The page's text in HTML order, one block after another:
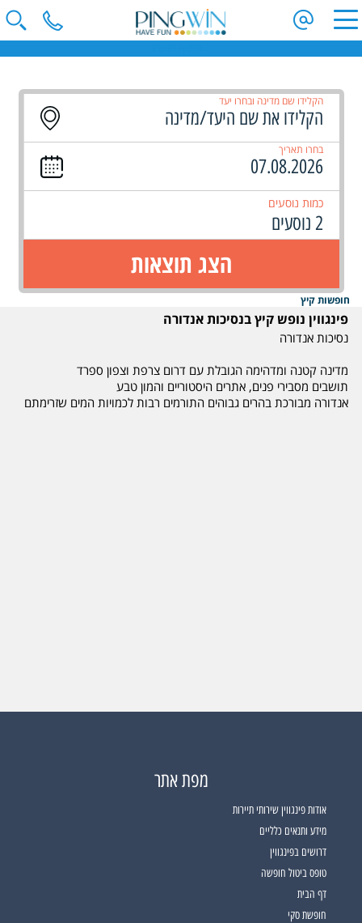
הקלידו שם מדינה ובחרו יעד
בחרו תאריך
כמות נוסעים
2 נוסעים
הצג תוצאות
חופשות קיץ
פינגווין נופש קיץ בנסיכות אנדורה
נסיכות אנדורה
מדינה קטנה ומדהימה הגובלת עם דרום צרפת וצפון ספרד
תושבים מסבירי פנים, אתרים היסטוריים והמון טבע
אנדורה מבורכת בהרים גבוהים התורמים רבות לכמויות המים שזרימתם
מפת אתר
אודות פינגווין שירותי תיירות
מידע ותנאים כלליים
דרושים בפינגווין
טופס ביטול חופשה
דף הבית
חופשת סקי